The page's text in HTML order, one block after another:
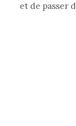
et de passer